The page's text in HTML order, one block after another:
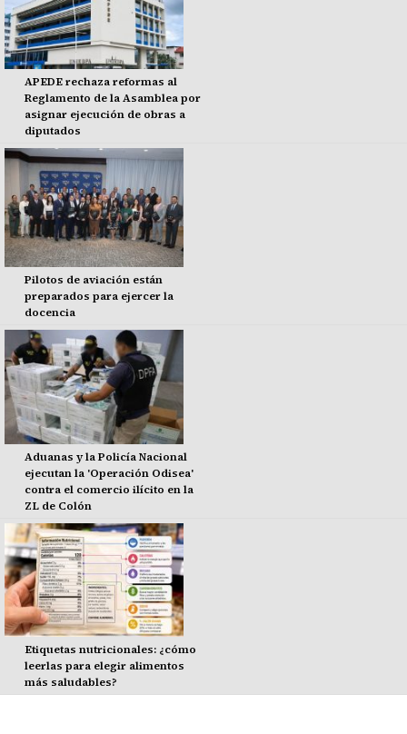
APEDE rechaza reformas al
Reglamento de la Asamblea por
asignar ejecución de obras a
diputados
Pilotos de aviación están
preparados para ejercer la
docencia
Aduanas y la Policía Nacional
ejecutan la 'Operación Odisea'
contra el comercio ilícito en la
ZL de Colón
Etiquetas nutricionales: ¿cómo
leerlas para elegir alimentos
más saludables?